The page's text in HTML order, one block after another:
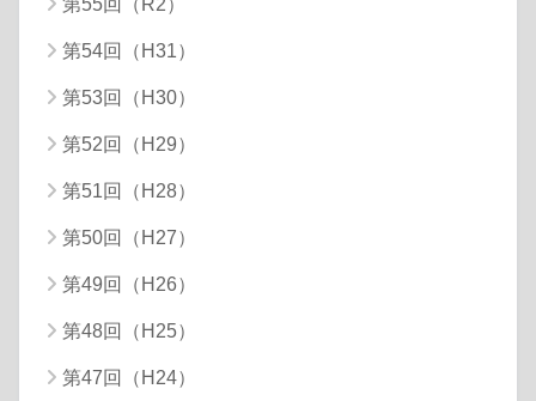
第55回（R2）
第54回（H31）
第53回（H30）
第52回（H29）
第51回（H28）
第50回（H27）
第49回（H26）
第48回（H25）
第47回（H24）